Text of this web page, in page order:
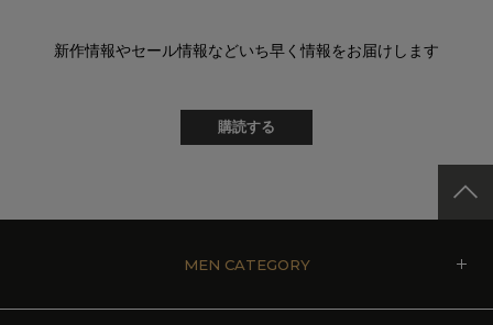
新作情報やセール情報などいち早く情報をお届けします
購読する
MEN CATEGORY